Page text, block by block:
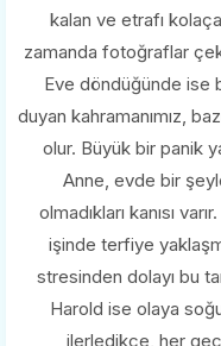
kalan ve etrafı
zamanda fotoğraflar
Eve döndüğünde ise
duyan kahramanımız,
olur. Büyük bir panik
Anne, evde bir
olmadıkları kanısı
işinde terfiye
stresinden dolayı bu
Harold ise olaya
ilerledikçe, her